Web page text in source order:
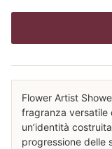
Flower Artist
fragranza versatile
un’identità
progressione delle